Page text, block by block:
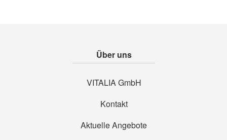
Über uns
VITALIA GmbH
Kontakt
Aktuelle Angebote